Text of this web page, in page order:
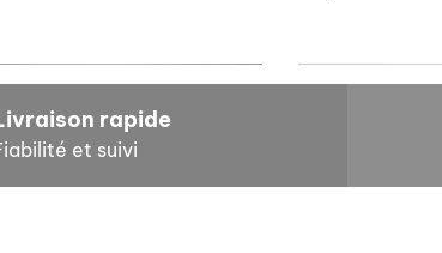
7700804636
rapide
et suivi